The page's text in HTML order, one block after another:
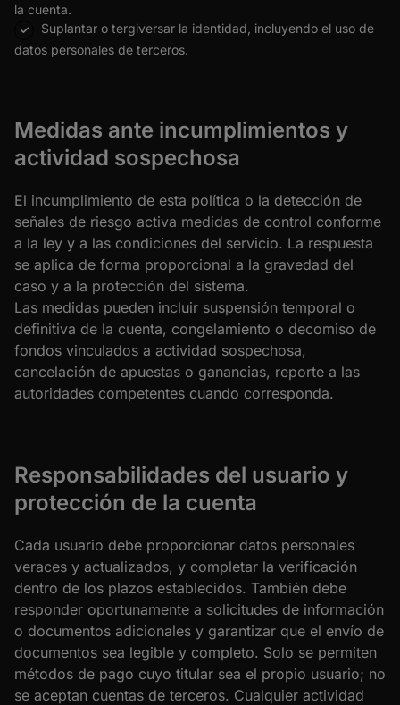
la cuenta.
Suplantar o tergiversar la identidad, incluyendo el uso de
datos personales de terceros.
Medidas ante incumplimientos y
actividad sospechosa
El incumplimiento de esta política o la detección de
señales de riesgo activa medidas de control conforme
a la ley y a las condiciones del servicio. La respuesta
se aplica de forma proporcional a la gravedad del
caso y a la protección del sistema.
Las medidas pueden incluir suspensión temporal o
definitiva de la cuenta, congelamiento o decomiso de
fondos vinculados a actividad sospechosa,
cancelación de apuestas o ganancias, reporte a las
autoridades competentes cuando corresponda.
Responsabilidades del usuario y
protección de la cuenta
Cada usuario debe proporcionar datos personales
veraces y actualizados, y completar la verificación
dentro de los plazos establecidos. También debe
responder oportunamente a solicitudes de información
o documentos adicionales y garantizar que el envío de
documentos sea legible y completo. Solo se permiten
métodos de pago cuyo titular sea el propio usuario; no
se aceptan cuentas de terceros. Cualquier actividad